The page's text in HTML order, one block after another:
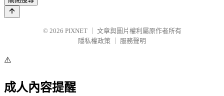
© 2026 PIXNET
文章與圖片權利屬原作者所有
隱私權政策
服務聲明
⚠️
成人內容提醒